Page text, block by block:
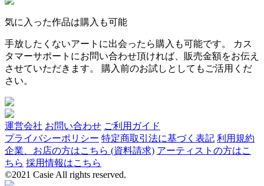
気に入った作品は購入も可能
手放したくないアートに出会ったら購入も可能です。 カス
タマーサポートにお問い合わせ頂ければ、販売金額をお伝え
させていただきます。 購入前のお試しとしてもご活用くだ
さい。
運営会社 お問い合わせ ご利用ガイド
プライバシーポリシー 特定商取引法に基づく表記 利用規約
企業、お店の方はこちら (資料請求) アーティストの方はこ
ちら 採用情報はこちら
©2021 Casie All rights reserved.